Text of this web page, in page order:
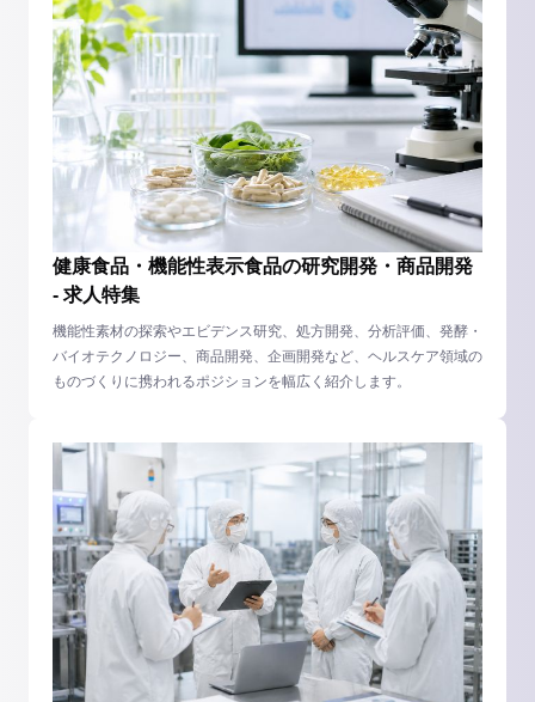
健康食品・機能性表示食品の研究開発・商品開発
- 求人特集
機能性素材の探索やエビデンス研究、処方開発、分析評価、発酵・
バイオテクノロジー、商品開発、企画開発など、ヘルスケア領域の
ものづくりに携われるポジションを幅広く紹介します。